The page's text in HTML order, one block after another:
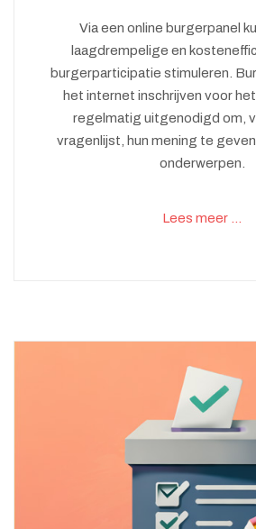
Via een online burgerpanel
laagdrempelige en
burgerparticipatie stimuleren.
het internet inschrijven voor
regelmatig uitgenodigd om,
vragenlijst, hun mening te
onderwerpen.
Lees meer …